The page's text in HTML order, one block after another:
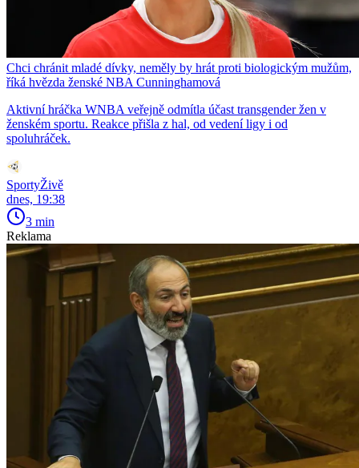
Chci chránit mladé dívky, neměly by hrát proti biologickým mužům,
říká hvězda ženské NBA Cunninghamová
Aktivní hráčka WNBA veřejně odmítla účast transgender žen v
ženském sportu. Reakce přišla z hal, od vedení ligy i od
spoluhráček.
SportyŽivě
dnes, 19:38
3 min
Reklama